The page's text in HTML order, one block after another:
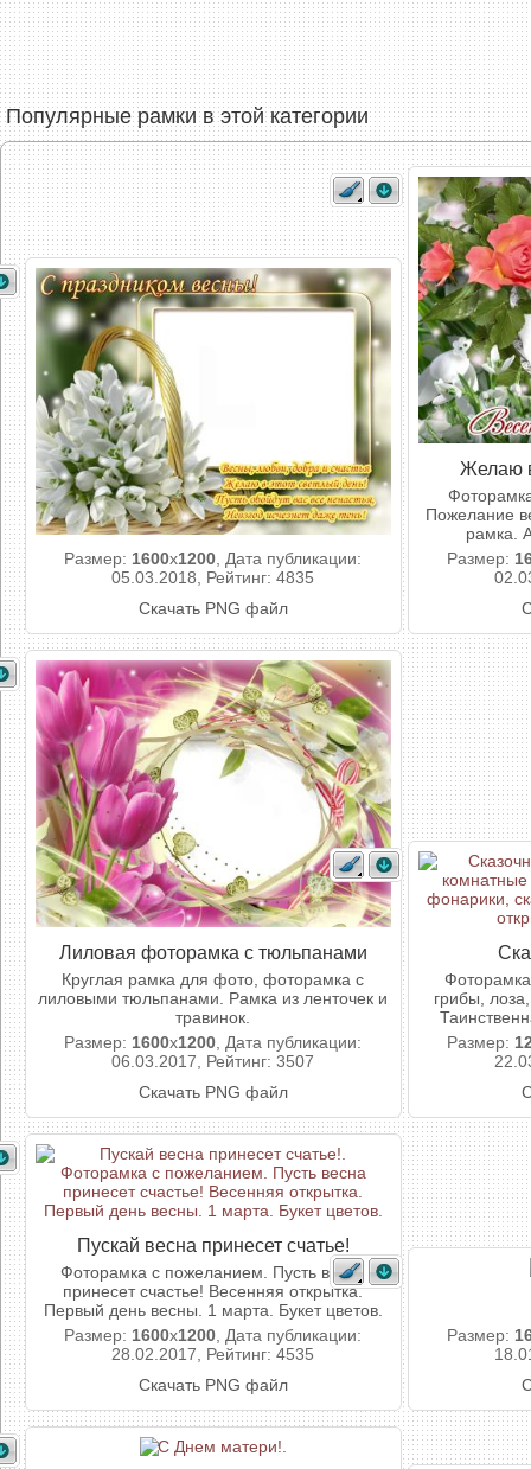
Популярные рамки в этой категории
Размер: 1600x1200 , Дата публикации:
05.03.2018, Рейтинг: 4835
Скачать PNG файл
Желаю
Пожелание
рамка.
Размер:
Лиловая фоторамка с тюльпанами
Круглая рамка для фото, фоторамка с
лиловыми тюльпанами. Рамка из ленточек и
травинок.
Размер: 1600x1200 , Дата публикации:
06.03.2017, Рейтинг: 3507
Скачать PNG файл
грибы,
Размер:
Пускай весна принесет счатье!
Фоторамка с пожеланием. Пусть весна
принесет счастье! Весенняя открытка.
Первый день весны. 1 марта. Букет цветов.
Размер: 1600x1200 , Дата публикации:
28.02.2017, Рейтинг: 4535
Скачать PNG файл
Размер: